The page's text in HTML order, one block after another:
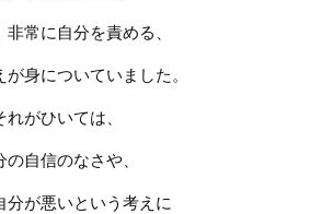
非常に自分を責める、
が身についていました。
れがひいては、
の自信のなさや、
分が悪いという考えに